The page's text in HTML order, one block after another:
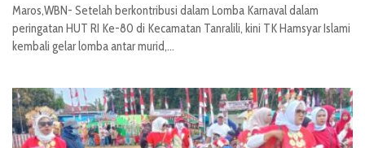
Maros,WBN- Setelah berkontribusi dalam Lomba Karnaval dalam
peringatan HUT RI Ke-80 di Kecamatan Tanralili, kini TK Hamsyar Islami
kembali gelar lomba antar murid,...